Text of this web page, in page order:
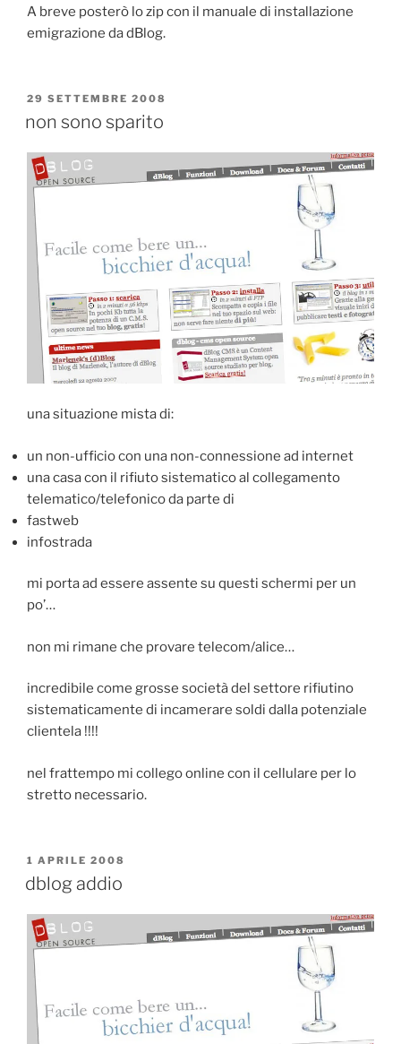
A breve posterò lo zip con il manuale di installazione
emigrazione da dBlog.
PUBBLICATO
29 SETTEMBRE 2008
non sono sparito
una situazione mista di:
un non-ufficio con una non-connessione ad internet
una casa con il rifiuto sistematico al collegamento
telematico/telefonico da parte di
fastweb
infostrada
mi porta ad essere assente su questi schermi per un
po’…
non mi rimane che provare telecom/alice…
incredibile come grosse società del settore rifiutino
sistematicamente di incamerare soldi dalla potenziale
clientela !!!!
nel frattempo mi collego online con il cellulare per lo
stretto necessario.
PUBBLICATO
IL
1 APRILE 2008
dblog addio